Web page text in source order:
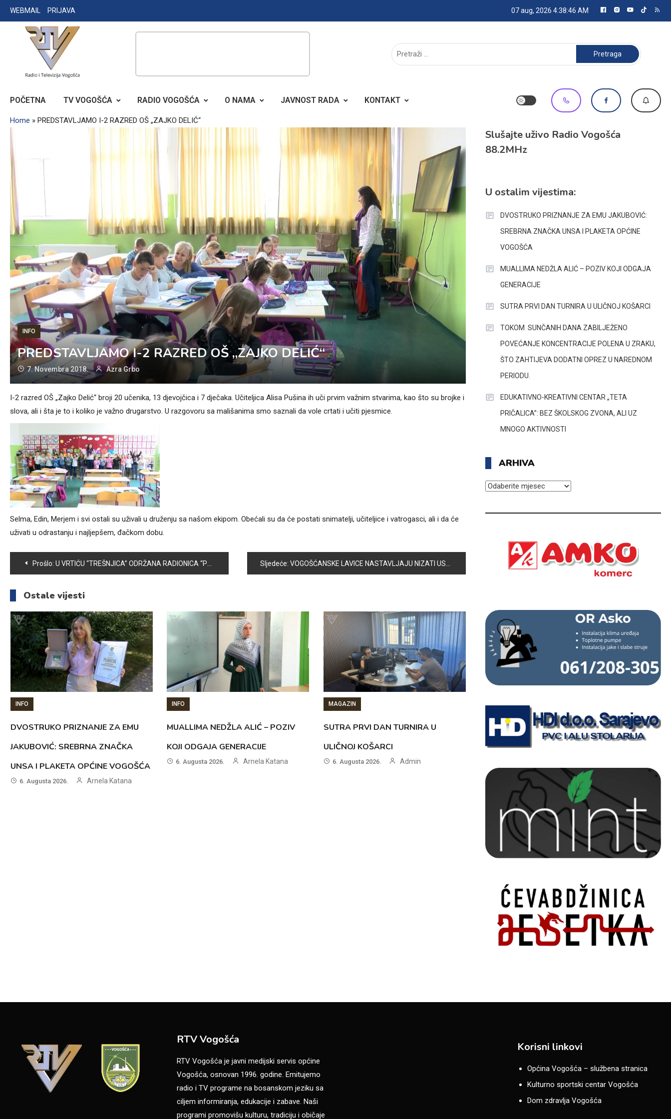
Skip
to
WEBMAIL PRIJAVA 07 aug, 2026 4:38:47 AM
RADIO TELEVIZIJA VOGOŠĆA
Pretraga:
POČETNA TV VOGOŠĆA RADIO VOGOŠĆA O NAMA JAVNOST RADA KONTAKT
Home » PREDSTAVLJAMO I-2 RAZRED OŠ „ZAJKO DELIĆ“
INFO
PREDSTAVLJAMO I-2 RAZRED OŠ „ZAJKO DELIĆ“
7. Novembra 2018. Azra Grbo
I-2 razred OŠ „Zajko Delić“ broji 20 učenika, 13 djevojčica i 7 dječaka. Učiteljica Alisa Pušina ih uči prvim važnim stvarima, kao što su brojke i
slova, ali i šta je to i koliko je važno drugarstvo. U razgovoru sa mališanima smo saznali da vole crtati i učiti pjesmice.
Selma, Edin, Merjem i svi ostali su uživali u druženju sa našom ekipom. Obećali su da će postati snimatelji, učiteljice i vatrogasci, ali i da će
uživati u odrastanju i najljepšem, đačkom dobu.
Navigacija
članaka
Prošlo: U VRTIĆU “TREŠNJICA” ODRŽANA RADIONICA “PREPOZNAJ LICA MOJIH EMOCIJA” Sljedeće: VOGOŠĆANSKE LAVICE NASTAVLJAJU NIZATI USPJEHE!
Ostale vijesti
INFO
DVOSTRUKO PRIZNANJE ZA EMU
JAKUBOVIĆ: SREBRNA ZNAČKA
UNSA I PLAKETA OPĆINE VOGOŠĆA
6. Augusta 2026. Arnela Katana
INFO
MUALLIMA NEDŽLA ALIĆ – POZIV
KOJI ODGAJA GENERACIJE
6. Augusta 2026. Arnela Katana
MAGAZIN
SUTRA PRVI DAN TURNIRA U
ULIČNOJ KOŠARCI
6. Augusta 2026. Admin
Slušajte uživo Radio Vogošća
88.2MHz
U ostalim vijestima:
DVOSTRUKO PRIZNANJE ZA EMU JAKUBOVIĆ:
SREBRNA ZNAČKA UNSA I PLAKETA OPĆINE
VOGOŠĆA
MUALLIMA NEDŽLA ALIĆ – POZIV KOJI ODGAJA
GENERACIJE
SUTRA PRVI DAN TURNIRA U ULIČNOJ KOŠARCI
TOKOM SUNČANIH DANA ZABILJEŽENO
POVEĆANJE KONCENTRACIJE POLENA U ZRAKU,
ŠTO ZAHTIJEVA DODATNI OPREZ U NAREDNOM
PERIODU.
EDUKATIVNO-KREATIVNI CENTAR „TETA
PRIČALICA”: BEZ ŠKOLSKOG ZVONA, ALI UZ
MNOGO AKTIVNOSTI
ARHIVA
ARHIVA
RTV Vogošća
RTV Vogošća je javni medijski servis općine
Vogošća, osnovan 1996. godine. Emitujemo
radio i TV programe na bosanskom jeziku sa
ciljem informiranja, edukacije i zabave. Naši
programi promovišu kulturu, tradiciju i običaje
Korisni linkovi
Općina Vogošća – službena stranica
Kulturno sportski centar Vogošća
Dom zdravlja Vogošća